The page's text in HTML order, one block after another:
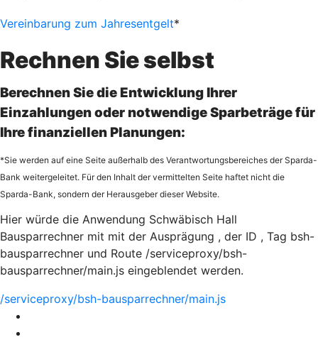
Vereinbarung zum Jahresentgelt*
Rechnen Sie selbst
Berechnen Sie die Entwicklung Ihrer
Einzahlungen oder notwendige Sparbeträge für
Ihre finanziellen Planungen:
*Sie werden auf eine Seite außerhalb des Verantwortungsbereiches der Sparda-
Bank weitergeleitet. Für den Inhalt der vermittelten Seite haftet nicht die
Sparda-Bank, sondern der Herausgeber dieser Website.
Hier würde die Anwendung Schwäbisch Hall
Bausparrechner mit mit der Ausprägung , der ID , Tag bsh-
bausparrechner und Route /serviceproxy/bsh-
bausparrechner/main.js eingeblendet werden.
/serviceproxy/bsh-bausparrechner/main.js